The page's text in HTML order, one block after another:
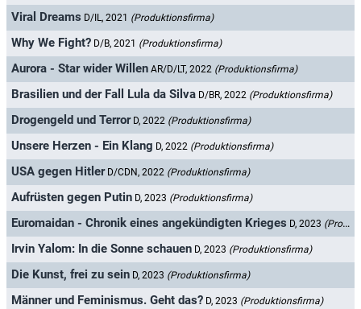
Viral Dreams D/IL, 2021 (Produktionsfirma)
Why We Fight? D/B, 2021 (Produktionsfirma)
Aurora - Star wider Willen AR/D/LT, 2022 (Produktionsfirma)
Brasilien und der Fall Lula da Silva D/BR, 2022 (Produktionsfirma)
Drogengeld und Terror D, 2022 (Produktionsfirma)
Unsere Herzen - Ein Klang D, 2022 (Produktionsfirma)
USA gegen Hitler D/CDN, 2022 (Produktionsfirma)
Aufrüsten gegen Putin D, 2023 (Produktionsfirma)
Euromaidan - Chronik eines angekündigten Krieges D, 2023 (Produktionsfirma)
Irvin Yalom: In die Sonne schauen D, 2023 (Produktionsfirma)
Die Kunst, frei zu sein D, 2023 (Produktionsfirma)
Männer und Feminismus. Geht das? D, 2023 (Produktionsfirma)